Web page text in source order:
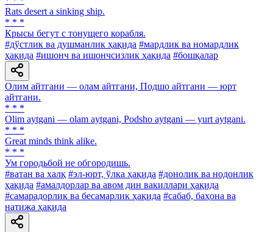
Rats desert a sinking ship.
* * *
Крысы бегут с тонущего корабля.
#дўстлик ва душманлик ҳақида #мардлик ва номардлик
ҳақида #ишонч ва ишончсизлик ҳақида #бошқалар
Олим айтгани — олам айтгани, Подшо айтгани — юрт
айтгани.
* * *
Olim aytgani — olam aytgani, Podsho aytgani — yurt aytgani.
* * *
Great minds think alike.
* * *
Ум городьбой не обгородишь.
#ватан ва халқ #эл-юрт, ўлка ҳақида #донолик ва нодонлик
ҳақида #амалдорлар ва авом дин вакиллари ҳақида
#самарадорлик ва бесамарлик ҳақида #сабаб, баҳона ва
натижа ҳақида